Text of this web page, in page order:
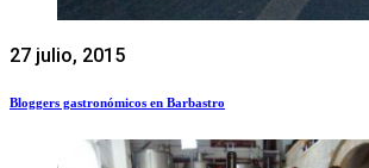
27 julio, 2015
Bloggers gastronómicos en Barbastro